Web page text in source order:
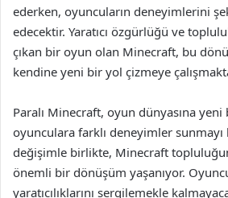
ederken, oyuncuların deneyimlerini
edecektir. Yaratıcı özgürlüğü ve
çıkan bir oyun olan Minecraft, bu
kendine yeni bir yol çizmeye
Paralı Minecraft, oyun dünyasına
oyunculara farklı deneyimler sunmayı
değişimle birlikte, Minecraft
önemli bir dönüşüm yaşanıyor.
yaratıcılıklarını sergilemekle